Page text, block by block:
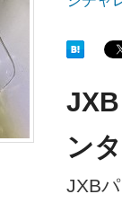
ン
JXB